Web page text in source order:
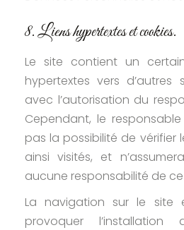
8. Liens hypertextes et cookies.
Le site contient un
hypertextes vers d’autres
avec l’autorisation du
Cependant, le
pas la possibilité de vérifier
ainsi visités, et
aucune responsabilité de
La navigation sur le site
provoquer